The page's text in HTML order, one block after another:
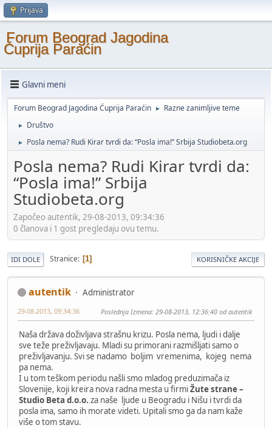
Prijava
Forum Beograd Jagodina
Ćuprija Paraćin
Glavni meni
Forum Beograd Jagodina Ćuprija Paraćin ► Razne zanimljive teme
► Društvo
► Posla nema? Rudi Kirar tvrdi da: “Posla ima!” Srbija Studiobeta.org
Posla nema? Rudi Kirar tvrdi da:
“Posla ima!” Srbija
Studiobeta.org
Započeo autentik, 29-08-2013, 09:34:36
0 članova i 1 gost pregledaju ovu temu.
IDI DOLE Stranice 1 KORISNIČKE AKCIJE
autentik Administrator
29-08-2013, 09:34:36 Poslednja Izmena: 29-08-2013, 12:36:40 od autentik
Naša država doživljava strašnu krizu. Posla nema, ljudi i dalje
sve teže preživljavaju. Mladi su primorani razmišljati samo o
preživljavanju. Svi se nadamo boljim vremenima, kojeg nema
pa nema.
I u tom teškom periodu našli smo mladog preduzimača iz
Slovenije, koji kreira nova radna mesta u firmiŽute strane –
Studio Beta d.o.o. za naše ljude u Beogradu i Nišu i tvrdi da
posla ima, samo ih morate videti. Upitali smo ga da nam kaže
više o tom stavu.